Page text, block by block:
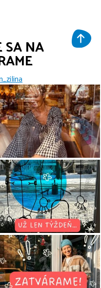
SA NA